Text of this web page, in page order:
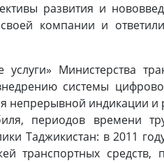
развития и
компании и
Министерства
системы
непрерывной индикации и
периодов времени
Таджикистан: в 2011
транспортных средств,